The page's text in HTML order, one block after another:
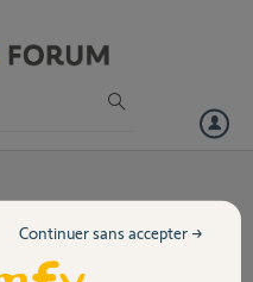
un remplacement
Continuer sans accepter →